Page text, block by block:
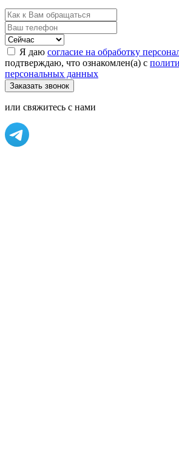
Я даю согласие на обработку
подтверждаю, что ознакомлен(а) с
персональных данных
или свяжитесь с нами